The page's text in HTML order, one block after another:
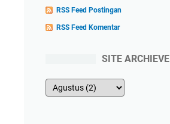
RSS Feed Postingan
RSS Feed Komentar
SITE ARCHIEVE